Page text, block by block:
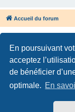
En poursuivant
acceptez
de bénéficier
optimale. En
Accueil du forum
Développé